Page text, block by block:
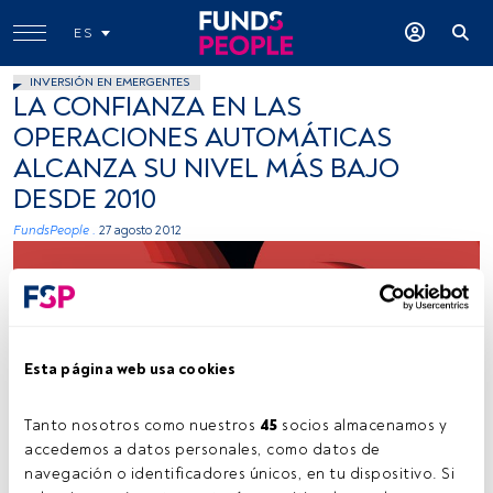
Esta página web usa cookies
Tanto nosotros como nuestros 45 socios almacenamos y
accedemos a datos personales, como datos de
navegación o identificadores únicos, en tu dispositivo. Si
ES
INVERSIÓN EN EMERGENTES
LA CONFIANZA EN LAS
OPERACIONES AUTOMÁTICAS
ALCANZA SU NIVEL MÁS BAJO
DESDE 2010
FundsPeople . 27 agosto 2012
Joel Filipe (Unsplash)